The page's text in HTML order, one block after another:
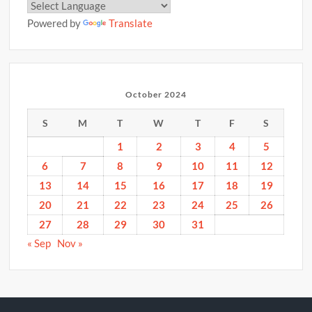
Powered by Translate
October 2024
S M T W T F S
1 2 3 4
5
6
7 8 9 10 11
12
13
14 15 16 17 18
19
20
21 22 23 24 25
26
27
28 29 30
31
« Sep Nov »